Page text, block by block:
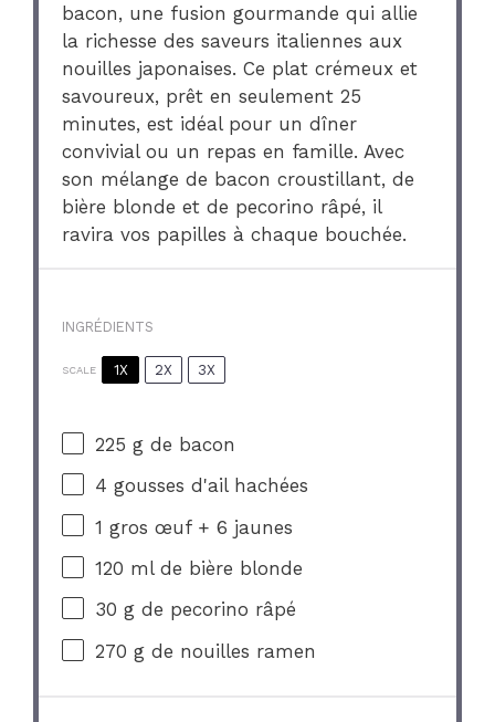
bacon, une fusion gourmande qui allie
la richesse des saveurs italiennes aux
nouilles japonaises. Ce plat crémeux et
savoureux, prêt en seulement 25
minutes, est idéal pour un dîner
convivial ou un repas en famille. Avec
son mélange de bacon croustillant, de
bière blonde et de pecorino râpé, il
ravira vos papilles à chaque bouchée.
INGRÉDIENTS
SCALE 1X 2X 3X
225 g de bacon
4 gousses d'ail hachées
1 gros œuf +6 jaunes
120 ml de bière blonde
30 g de pecorino râpé
270 g de nouilles ramen